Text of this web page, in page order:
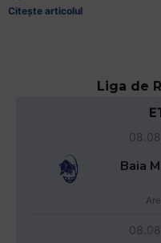
Citește articolul
Liga de
Baia